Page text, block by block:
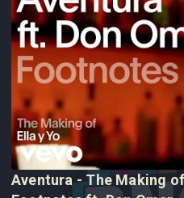
Aventura - The Making